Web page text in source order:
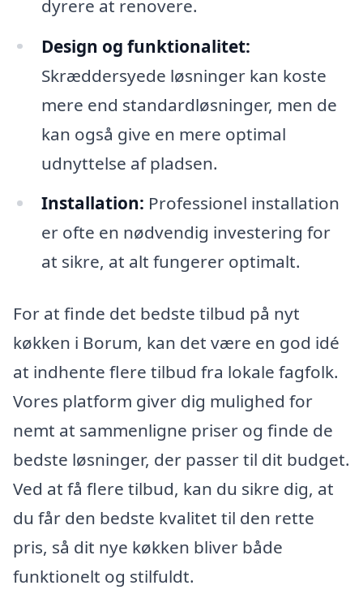
dyrere at renovere.
Design og funktionalitet:
Skræddersyede løsninger kan koste
mere end standardløsninger, men de
kan også give en mere optimal
udnyttelse af pladsen.
Installation: Professionel installation
er ofte en nødvendig investering for
at sikre, at alt fungerer optimalt.
For at finde det bedste tilbud på nyt
køkken i Borum, kan det være en god idé
at indhente flere tilbud fra lokale fagfolk.
Vores platform giver dig mulighed for
nemt at sammenligne priser og finde de
bedste løsninger, der passer til dit budget.
Ved at få flere tilbud, kan du sikre dig, at
du får den bedste kvalitet til den rette
pris, så dit nye køkken bliver både
funktionelt og stilfuldt.